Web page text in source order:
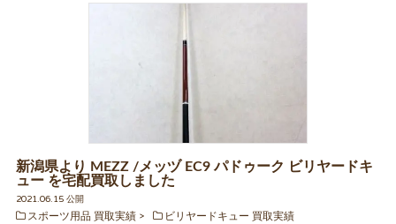
新潟県より MEZZ /メッヅ EC9 パドゥーク ビリヤードキ
ュー を宅配買取しました
2021.06.15 公開
スポーツ用品 買取実績
ビリヤードキュー 買取実績